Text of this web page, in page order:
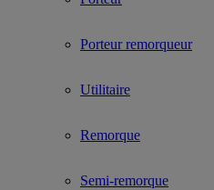
Porteur remorqueur
Utilitaire
Remorque
Semi-remorque